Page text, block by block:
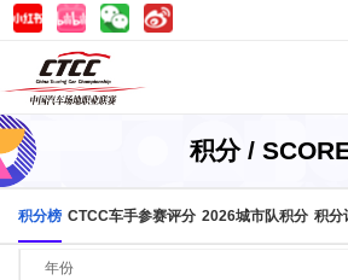
积分 /
积分榜 CTCC车手参赛评分 2026城市队积分 积分
年份